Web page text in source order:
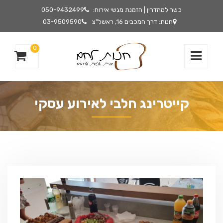
כשר למהדרין | הזמנת מגשי אירוח:
050-9432499
חנות: דרך המכבים 16, ראשל"צ
03-9509590
0
קייטרינג חלבי לאירוע עסקי